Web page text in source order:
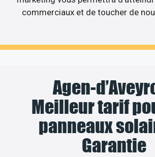
commerciaux et de toucher de
Agen-
Meilleur tarif
panneaux
Garantie